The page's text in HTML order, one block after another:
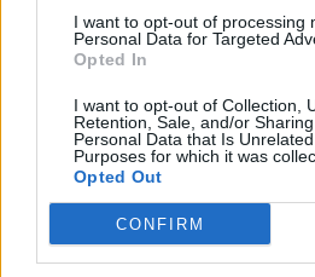
I want to opt-out of processing
Personal Data for Targeted
Opted In
I want to opt-out of Collection,
Retention, Sale, and/or
Personal Data that Is
Purposes for which it was
Opted Out
CONFIRM